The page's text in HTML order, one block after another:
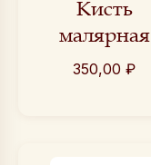
Кисть
малярная
350,00 ₽